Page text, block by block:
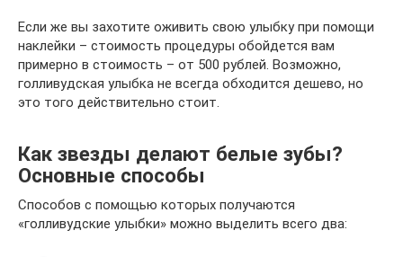
Если же вы захотите оживить свою улыбку при помощи
наклейки – стоимость процедуры обойдется вам
примерно в стоимость – от 500 рублей. Возможно,
голливудская улыбка не всегда обходится дешево, но
это того действительно стоит.
Как звезды делают белые зубы?
Основные способы
Способов с помощью которых получаются
«голливудские улыбки» можно выделить всего два: